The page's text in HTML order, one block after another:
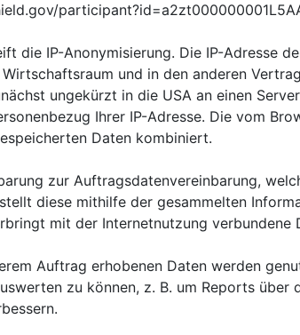
die IP-Anonymisierung. Die IP-Adresse
und in den anderen
ungekürzt in die USA an einen
Ihrer IP-Adresse. Die vom
Daten kombiniert.
zur Auftragsdatenvereinbarung,
diese mithilfe der gesammelten
mit der Internetnutzung verbundene
Auftrag erhobenen Daten werden
zu können, z. B. um Reports